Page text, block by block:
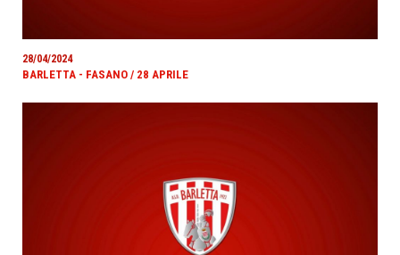
28/04/2024
BARLETTA - FASANO / 28 APRILE